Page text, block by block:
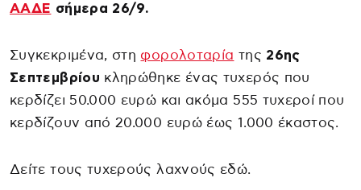
ΑΑΔΕ σήμερα 26/9.
Συγκεκριμένα, στη φορολοταρία της 26ης
Σεπτεμβρίου κληρώθηκε ένας τυχερός που
κερδίζει 50.000 ευρώ και ακόμα 555 τυχεροί που
κερδίζουν από 20.000 ευρώ έως 1.000 έκαστος.
Δείτε τους τυχερούς λαχνούς εδώ.